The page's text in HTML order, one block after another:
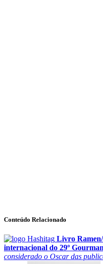
Conteúdo Relacionado
Livro
internacional do 29º
considerado o Oscar das